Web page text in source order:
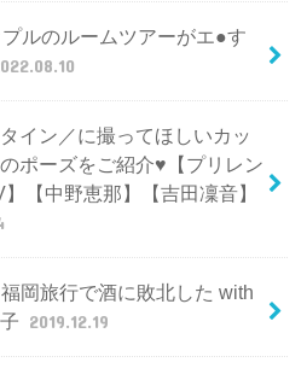
ルのルームツアーがエ●す
イン／に撮ってほしいカッ
ポーズをご紹介♥【プリレン
【中野恵那】【吉田凜音】
福岡旅行で酒に敗北した with
2019.12.19